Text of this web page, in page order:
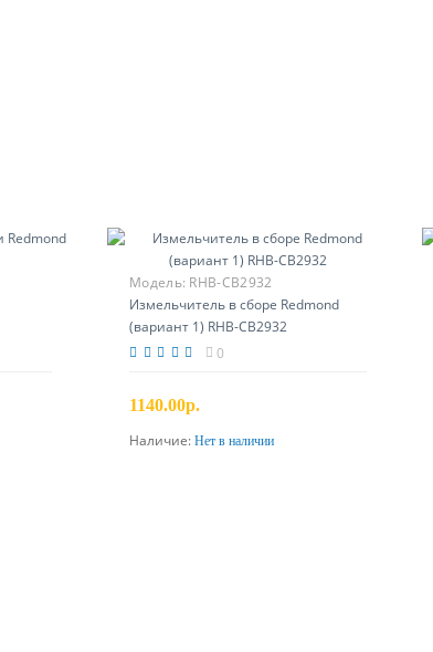
Модель: RHB-CB2932
Измельчитель в сборе Redmond
(вариант 1) RHB-CB2932
0
1140.00р.
Предзаказ
Наличие: Нет в наличии